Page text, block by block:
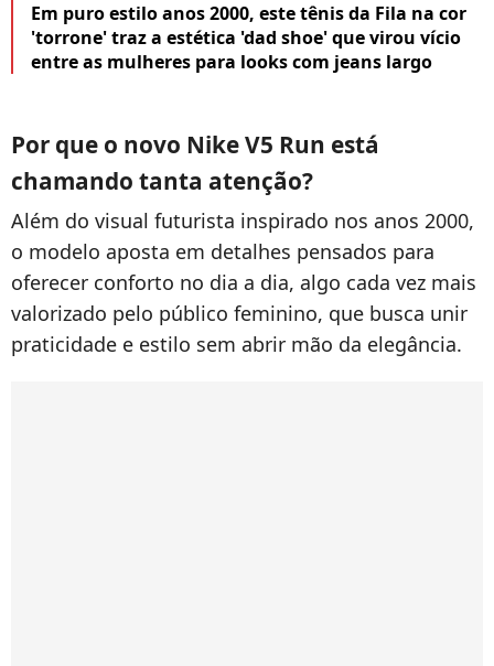
Em puro estilo anos 2000, este tênis da Fila na cor
'torrone' traz a estética 'dad shoe' que virou vício
entre as mulheres para looks com jeans largo
Por que o novo Nike V5 Run está
chamando tanta atenção?
Além do visual futurista inspirado nos anos 2000,
o modelo aposta em detalhes pensados para
oferecer conforto no dia a dia, algo cada vez mais
valorizado pelo público feminino, que busca unir
praticidade e estilo sem abrir mão da elegância.